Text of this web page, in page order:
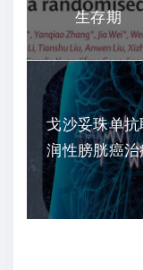
生存期
戈沙妥珠单
润性膀胱癌